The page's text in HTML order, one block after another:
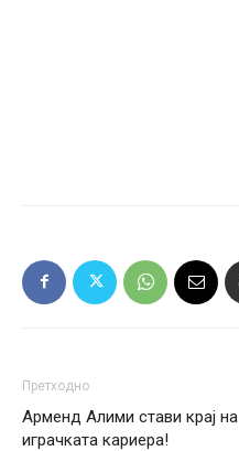
Претходно
Арменд Алими стави крај на
играчката кариера!